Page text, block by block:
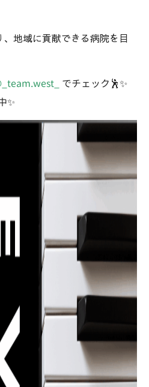
地域に貢献できる病院を目
でチェック🕺✨
✨